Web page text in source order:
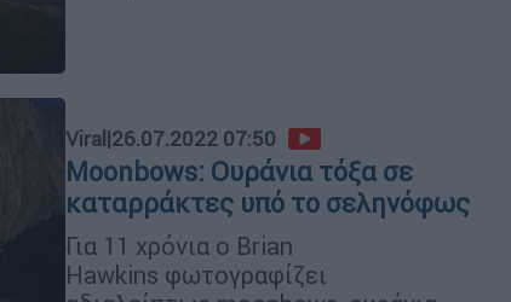
Viral|26.07.2022 07:50
Moonbows: Ουράνια τόξα σε
καταρράκτες υπό το σεληνόφως
Για 11 χρόνια ο Brian
Hawkins φωτογραφίζει